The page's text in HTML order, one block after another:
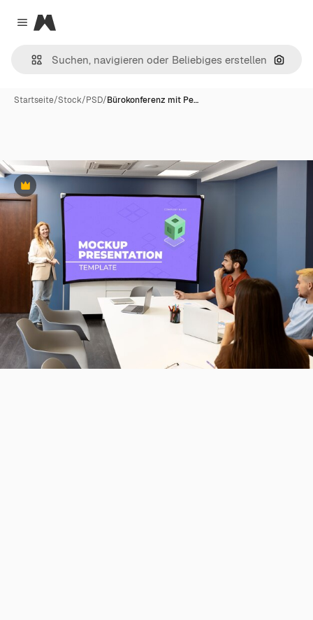
Close menu
Magnific
Nach
Startseite/Stock/PSD/Bürokonferenz mit Pe…
Premium